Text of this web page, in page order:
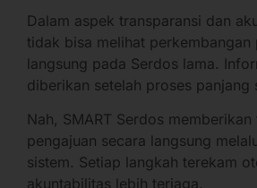
Dalam aspek transparansi dan
tidak bisa melihat perkembangan
langsung pada Serdos lama.
diberikan setelah proses panjang
Nah, SMART Serdos
pengajuan secara langsung
sistem. Setiap langkah terekam
akuntabilitas lebih terjaga.